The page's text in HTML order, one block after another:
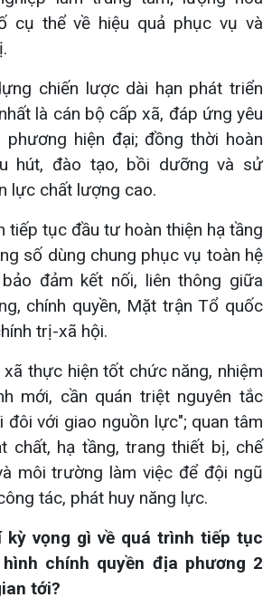
cụ thể về hiệu quả phục vụ và
chiến lược dài hạn phát triển
là cán bộ cấp xã, đáp ứng yêu
hiện đại; đồng thời hoàn
hút, đào tạo, bồi dưỡng và sử
lực chất lượng cao.
tiếp tục đầu tư hoàn thiện hạ tầng
số dùng chung phục vụ toàn hệ
đảm kết nối, liên thông giữa
chính quyền, Mặt trận Tổ quốc
trị-xã hội.
thực hiện tốt chức năng, nhiệm
mới, cần quán triệt nguyên tắc
đôi với giao nguồn lực"; quan tâm
chất, hạ tầng, trang thiết bị, chế
môi trường làm việc để đội ngũ
tác, phát huy năng lực.
kỳ vọng gì về quá trình tiếp tục
chính quyền địa phương 2
tới?